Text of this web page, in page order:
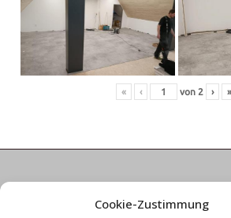
Cookie-Zustimmung
« ‹ von 2 › »
Informationen